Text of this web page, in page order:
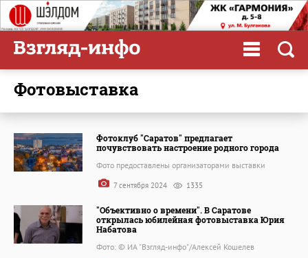
фотовыставка
Фотоклуб "Саратов" предлагает
почувствовать настроение родного города
Фото предоставлены организаторами выставки
7 сентября 2024 1335
"Объективно о времени". В Саратове
открылась юбилейная фотовыставка Юрия
Набатова
Фото: © ИА "Взгляд-инфо"/Алексей Кошелев